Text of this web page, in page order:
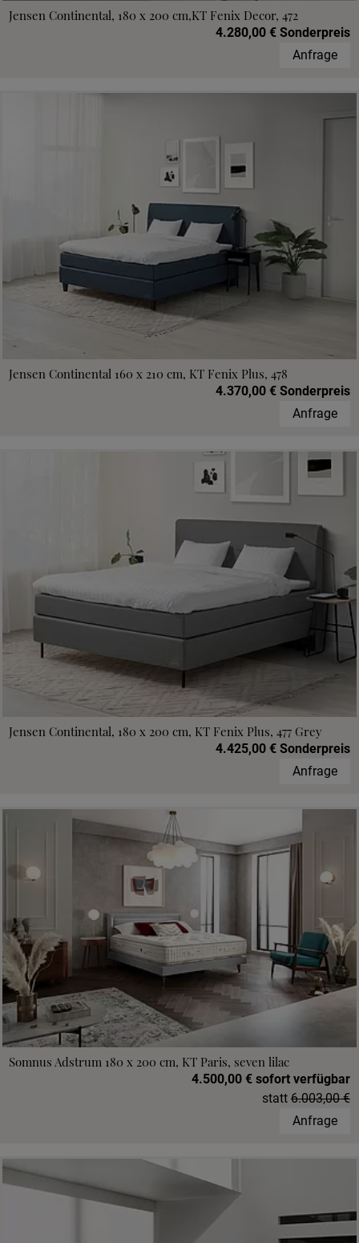
Jensen Continental, 180 x 200 cm,KT Fenix Decor, 472
4.280,00 € Sonderpreis
Anfrage
Jensen Continental 160 x 210 cm, KT Fenix Plus, 478
4.370,00 € Sonderpreis
Anfrage
Jensen Continental, 180 x 200 cm, KT Fenix Plus, 477 Grey
4.425,00 € Sonderpreis
Anfrage
Somnus Adstrum 180 x 200 cm, KT Paris, seven lilac
4.500,00 € sofort verfügbar
statt 6.003,00 €
Anfrage